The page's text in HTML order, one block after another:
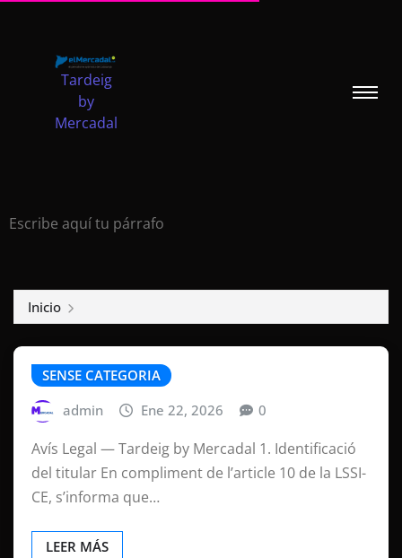
Tardeig
by
Mercadal
Escribe aquí tu párrafo
Inicio
SENSE CATEGORIA
admin
Ene 22, 2026 0
Avís Legal — Tardeig by Mercadal 1. Identificació
del titular En compliment de l’article 10 de la LSSI-
CE, s’informa que…
LEER MÁS